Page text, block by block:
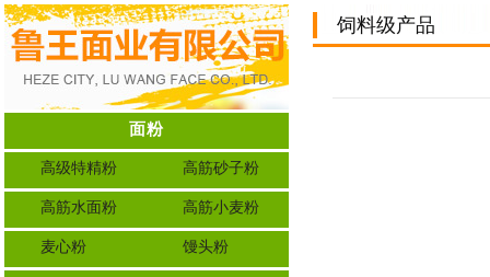
面粉
高级特精粉 高筋砂子粉
高筋水面粉 高筋小麦粉
麦心粉 馒头粉
饲料级产品